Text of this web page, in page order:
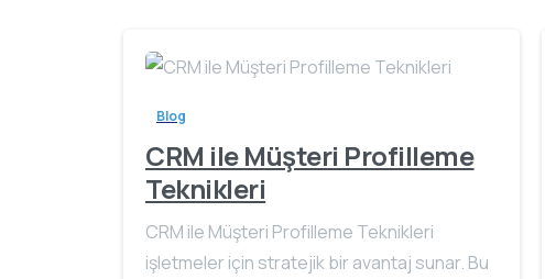
Blog
CRM ile Müşteri Profilleme
Teknikleri
CRM ile Müşteri Profilleme Teknikleri
işletmeler için stratejik bir avantaj sunar. Bu